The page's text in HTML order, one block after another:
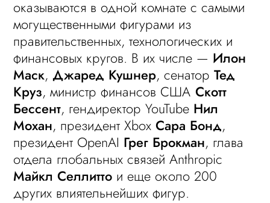
оказываются в одной комнате с самыми
могущественными фигурами из
правительственных, технологических и
финансовых кругов. В их числе — Илон
Маск,Джаред Кушнер, сенаторТед
Круз, министр финансов СШАСкотт
Бессент, гендиректор YouTube Нил
Мохан, президент XboxСара Бонд,
президент OpenAI Грег Брокман, глава
отдела глобальных связей Anthropic
Майкл Селлитто и еще около 200
других влиятельнейших фигур.